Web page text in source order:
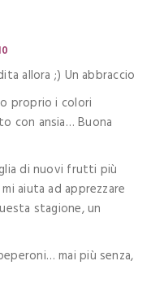
allora ;) Un abbraccio
proprio i colori
con ansia… Buona
di nuovi frutti più
aiuta ad apprezzare
stagione, un
mai più senza,